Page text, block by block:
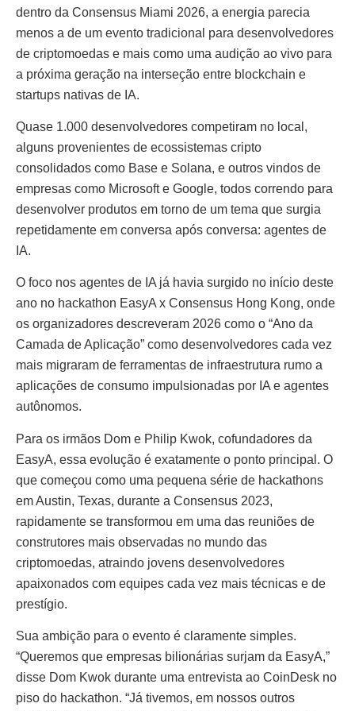
dentro da Consensus Miami 2026, a energia parecia
menos a de um evento tradicional para desenvolvedores
de criptomoedas e mais como uma audição ao vivo para
a próxima geração na interseção entre blockchain e
startups nativas de IA.
Quase 1.000 desenvolvedores competiram no local,
alguns provenientes de ecossistemas cripto
consolidados como Base e Solana, e outros vindos de
empresas como Microsoft e Google, todos correndo para
desenvolver produtos em torno de um tema que surgia
repetidamente em conversa após conversa: agentes de
IA.
O foco nos agentes de IA já havia surgido no início deste
ano no hackathon EasyA x Consensus Hong Kong, onde
os organizadores descreveram 2026 como o “Ano da
Camada de Aplicação” como desenvolvedores cada vez
mais migraram de ferramentas de infraestrutura rumo a
aplicações de consumo impulsionadas por IA e agentes
autônomos.
Para os irmãos Dom e Philip Kwok, cofundadores da
EasyA, essa evolução é exatamente o ponto principal. O
que começou como uma pequena série de hackathons
em Austin, Texas, durante a Consensus 2023,
rapidamente se transformou em uma das reuniões de
construtores mais observadas no mundo das
criptomoedas, atraindo jovens desenvolvedores
apaixonados com equipes cada vez mais técnicas e de
prestígio.
Sua ambição para o evento é claramente simples.
“Queremos que empresas bilionárias surjam da EasyA,”
disse Dom Kwok durante uma entrevista ao CoinDesk no
piso do hackathon. “Já tivemos, em nossos outros